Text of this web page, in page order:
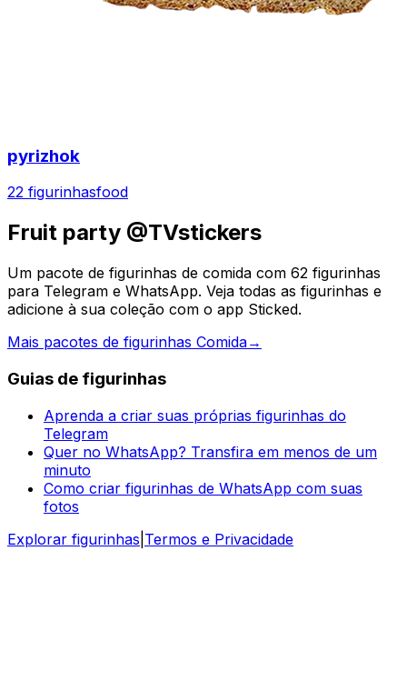
pyrizhok
22 figurinhasfood
Fruit party @TVstickers
Um pacote de figurinhas de comida com 62 figurinhas
para Telegram e WhatsApp. Veja todas as figurinhas e
adicione à sua coleção com o app Sticked.
Mais pacotes de figurinhas Comida→
Guias de figurinhas
Aprenda a criar suas próprias figurinhas do
Telegram
Quer no WhatsApp? Transfira em menos de um
minuto
Como criar figurinhas de WhatsApp com suas
fotos
Explorar figurinhas Termos e Privacidade